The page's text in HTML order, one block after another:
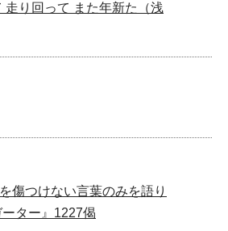
走り回って また年新た（浅
傷つけない言葉のみを語り
ター』1227偈